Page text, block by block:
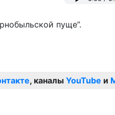
пуще”.
, каналы YouTube и